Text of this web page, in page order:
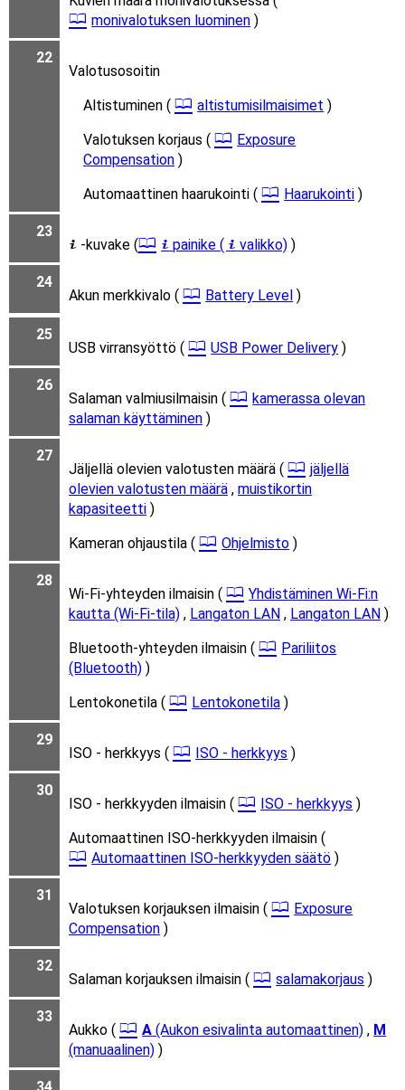
monivalotuksen luominen )
22
Valotusosoitin
Altistuminen (
altistumisilmaisimet )
Valotuksen korjaus (
Exposure
Compensation )
Automaattinen haarukointi (
Haarukointi )
23
i -kuvake ( i painike ( i valikko) )
24
Akun merkkivalo ( Battery Level )
25
USB virransyöttö ( USB Power Delivery )
26
Salaman valmiusilmaisin (
kamerassa olevan
salaman käyttäminen )
27
Jäljellä olevien valotusten määrä (
jäljellä
olevien valotusten määrä , muistikortin
kapasiteetti )
Kameran ohjaustila (
Ohjelmisto )
28
Wi-Fi-yhteyden ilmaisin (
Yhdistäminen Wi-Fi:n
kautta (Wi-Fi-tila) , Langaton LAN , Langaton LAN )
Bluetooth-yhteyden ilmaisin (
Pariliitos
(Bluetooth) )
Lentokonetila (
Lentokonetila )
29
ISO - herkkyys ( ISO - herkkyys )
30
ISO - herkkyyden ilmaisin ( ISO - herkkyys )
Automaattinen ISO-herkkyyden ilmaisin (
Automaattinen ISO-herkkyyden säätö )
31
Valotuksen korjauksen ilmaisin (
Exposure
Compensation )
32
Salaman korjauksen ilmaisin ( salamakorjaus )
33
Aukko ( A (Aukon esivalinta automaattinen) , M
(manuaalinen) )